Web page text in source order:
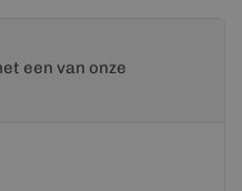
een van onze